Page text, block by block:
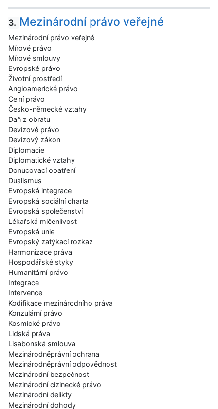
3. Mezinárodní právo veřejné
Mezinárodní právo veřejné
Mírové právo
Mírové smlouvy
Evropské právo
Životní prostředí
Angloamerické právo
Celní právo
Česko-německé vztahy
Daň z obratu
Devizové právo
Devizový zákon
Diplomacie
Diplomatické vztahy
Donucovací opatření
Dualismus
Evropská integrace
Evropská sociální charta
Evropská společenství
Lékařská mlčenlivost
Evropská unie
Evropský zatýkací rozkaz
Harmonizace práva
Hospodářské styky
Humanitární právo
Integrace
Intervence
Kodifikace mezinárodního práva
Konzulární právo
Kosmické právo
Lidská práva
Lisabonská smlouva
Mezinárodněprávní ochrana
Mezinárodněprávní odpovědnost
Mezinárodní bezpečnost
Mezinárodní cizinecké právo
Mezinárodní delikty
Mezinárodní dohody